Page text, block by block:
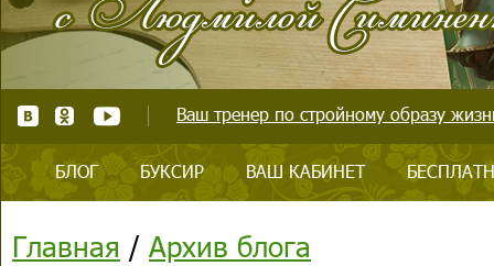
Ваш тренер по стройному образу
БЛОГ БУКСИР ВАШ КАБИНЕТ
Главная / Архив блога